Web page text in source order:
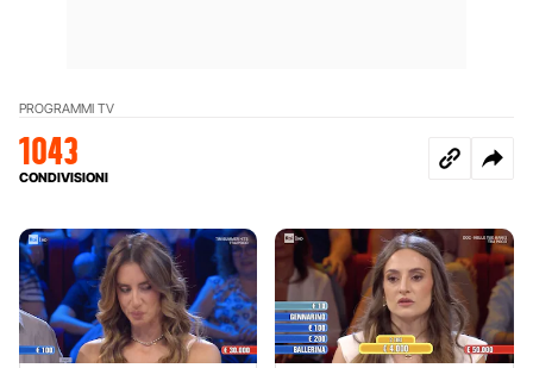
PROGRAMMI TV
1043
CONDIVISIONI